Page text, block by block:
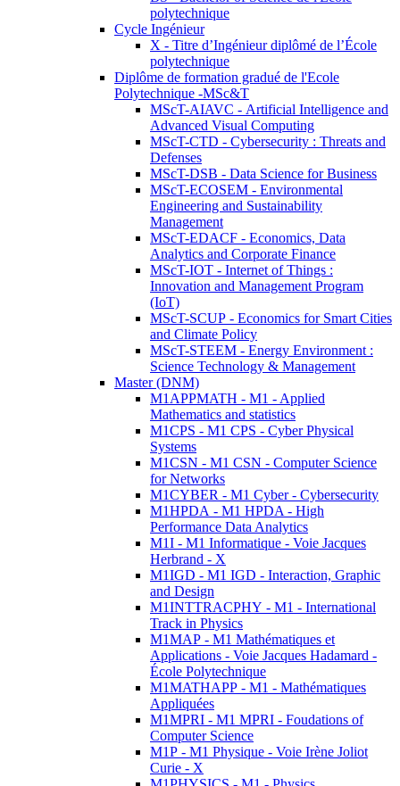
polytechnique
Cycle Ingénieur
X - Titre d’Ingénieur diplômé de l’École
polytechnique
Diplôme de formation gradué de l'Ecole
Polytechnique -MSc&T
MScT-AIAVC - Artificial Intelligence and
Advanced Visual Computing
MScT-CTD - Cybersecurity : Threats and
Defenses
MScT-DSB - Data Science for Business
MScT-ECOSEM - Environmental
Engineering and Sustainability
Management
MScT-EDACF - Economics, Data
Analytics and Corporate Finance
MScT-IOT - Internet of Things :
Innovation and Management Program
(IoT)
MScT-SCUP - Economics for Smart Cities
and Climate Policy
MScT-STEEM - Energy Environment :
Science Technology & Management
Master (DNM)
M1APPMATH - M1 - Applied
Mathematics and statistics
M1CPS - M1 CPS - Cyber Physical
Systems
M1CSN - M1 CSN - Computer Science
for Networks
M1CYBER - M1 Cyber - Cybersecurity
M1HPDA - M1 HPDA - High
Performance Data Analytics
M1I - M1 Informatique - Voie Jacques
Herbrand - X
M1IGD - M1 IGD - Interaction, Graphic
and Design
M1INTTRACPHY - M1 - International
Track in Physics
M1MAP - M1 Mathématiques et
Applications - Voie Jacques Hadamard -
École Polytechnique
M1MATHAPP - M1 - Mathématiques
Appliquées
M1MPRI - M1 MPRI - Foudations of
Computer Science
M1P - M1 Physique - Voie Irène Joliot
Curie - X